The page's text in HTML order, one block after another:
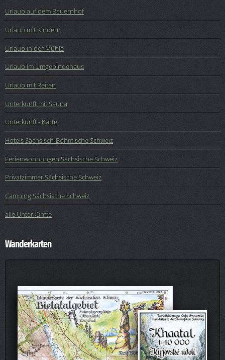
Urlaub auf dem Bauernhof
Urlaub mit Kindern
Urlaub in der Mühle
Urlaub im Umgebindehaus
Urlaub mit Reiten
Unterkunft mit Sauna
Unterkunft - Karte
Hotels Sächsisch-Böhmische Schweiz
Ferienwohnungen Sächsische Schweiz
Privatzimmer Sächsische Schweiz
Camping Sächsische Schweiz
alle Unterkünfte
Wanderkarten